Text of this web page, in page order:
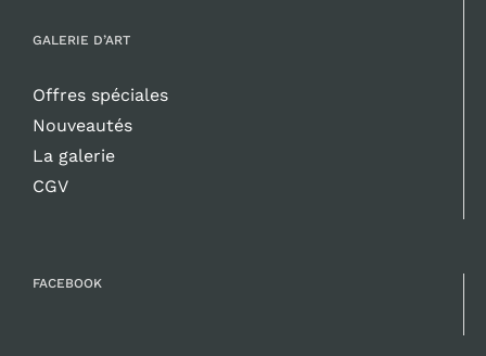
GALERIE D’ART
Offres spéciales
Nouveautés
La galerie
CGV
FACEBOOK